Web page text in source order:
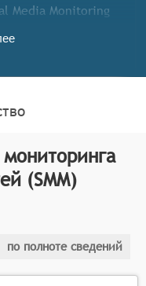
Media Monitoring
постов, групп и
Соваре
критерии
Систем
программный
следующим
должна
данные из
(SMM)
по полноте сведений